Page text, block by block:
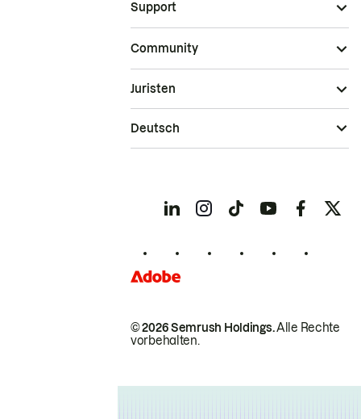
Support
Community
© 2026 Semrush Holdings.Alle Rechte
vorbehalten.
Juristen
Deutsch